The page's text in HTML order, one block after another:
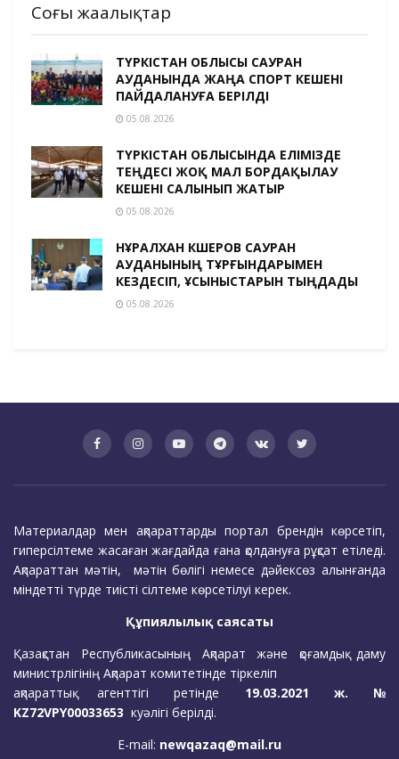
Соңғы жаңалықтар
ТҮРКІСТАН ОБЛЫСЫ САУРАН
АУДАНЫНДА ЖАҢА СПОРТ КЕШЕНІ
ПАЙДАЛАНУҒА БЕРІЛДІ
05.08.2026
ТҮРКІСТАН ОБЛЫСЫНДА ЕЛІМІЗДЕ
ТЕҢДЕСІ ЖОҚ МАЛ БОРДАҚЫЛАУ
КЕШЕНІ САЛЫНЫП ЖАТЫР
05.08.2026
НҰРАЛХАН КӨШЕРОВ САУРАН
АУДАНЫНЫҢ ТҰРҒЫНДАРЫМЕН
КЕЗДЕСІП, ҰСЫНЫСТАРЫН ТЫҢДАДЫ
05.08.2026
Материалдар мен ақпараттарды портал брендін көрсетіп,
гиперсілтеме жасаған жағдайда ғана қолдануға рұқсат етіледі.
Ақпараттан мәтін, мәтін бөлігі немесе дәйексөз алынғанда
міндетті түрде тиісті сілтеме көрсетілуі керек.
Құпиялылық саясаты
Қазақстан Республикасының Ақпарат және қоғамдық даму
министрлігінің Ақпарат комитетінде тіркеліп
ақпараттық агенттігі ретінде 19.03.2021 ж. №
KZ72VPY00033653 куәлігі берілді.
E-mail: newqazaq@mail.ru